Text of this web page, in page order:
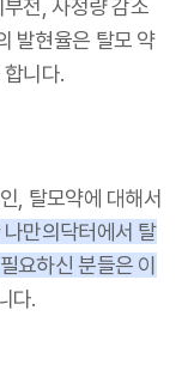
전, 사정량 감소
발현율은 탈모 약
니다.
, 탈모약에 대해서
만의닥터에서 탈
요하신 분들은 이
다.